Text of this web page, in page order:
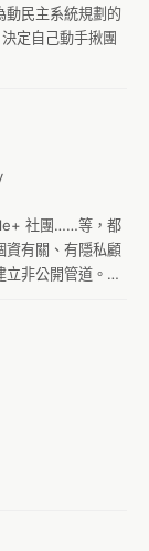
動民主系統規劃的
定自己動手揪團
訴求，擬定了一
社團……等，都
資有關、有隱私顧
非公開管道。但